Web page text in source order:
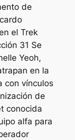
de
el Trek
31 Se
Yeoh,
en la
con vínculos
de
conocida
alfa para